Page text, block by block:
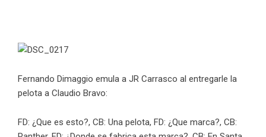
Fernando Dimaggio emula a JR Carrasco al entregarle la
pelota a Claudio Bravo:
FD: ¿Que es esto?, CB: Una pelota, FD: ¿Que marca?, CB: